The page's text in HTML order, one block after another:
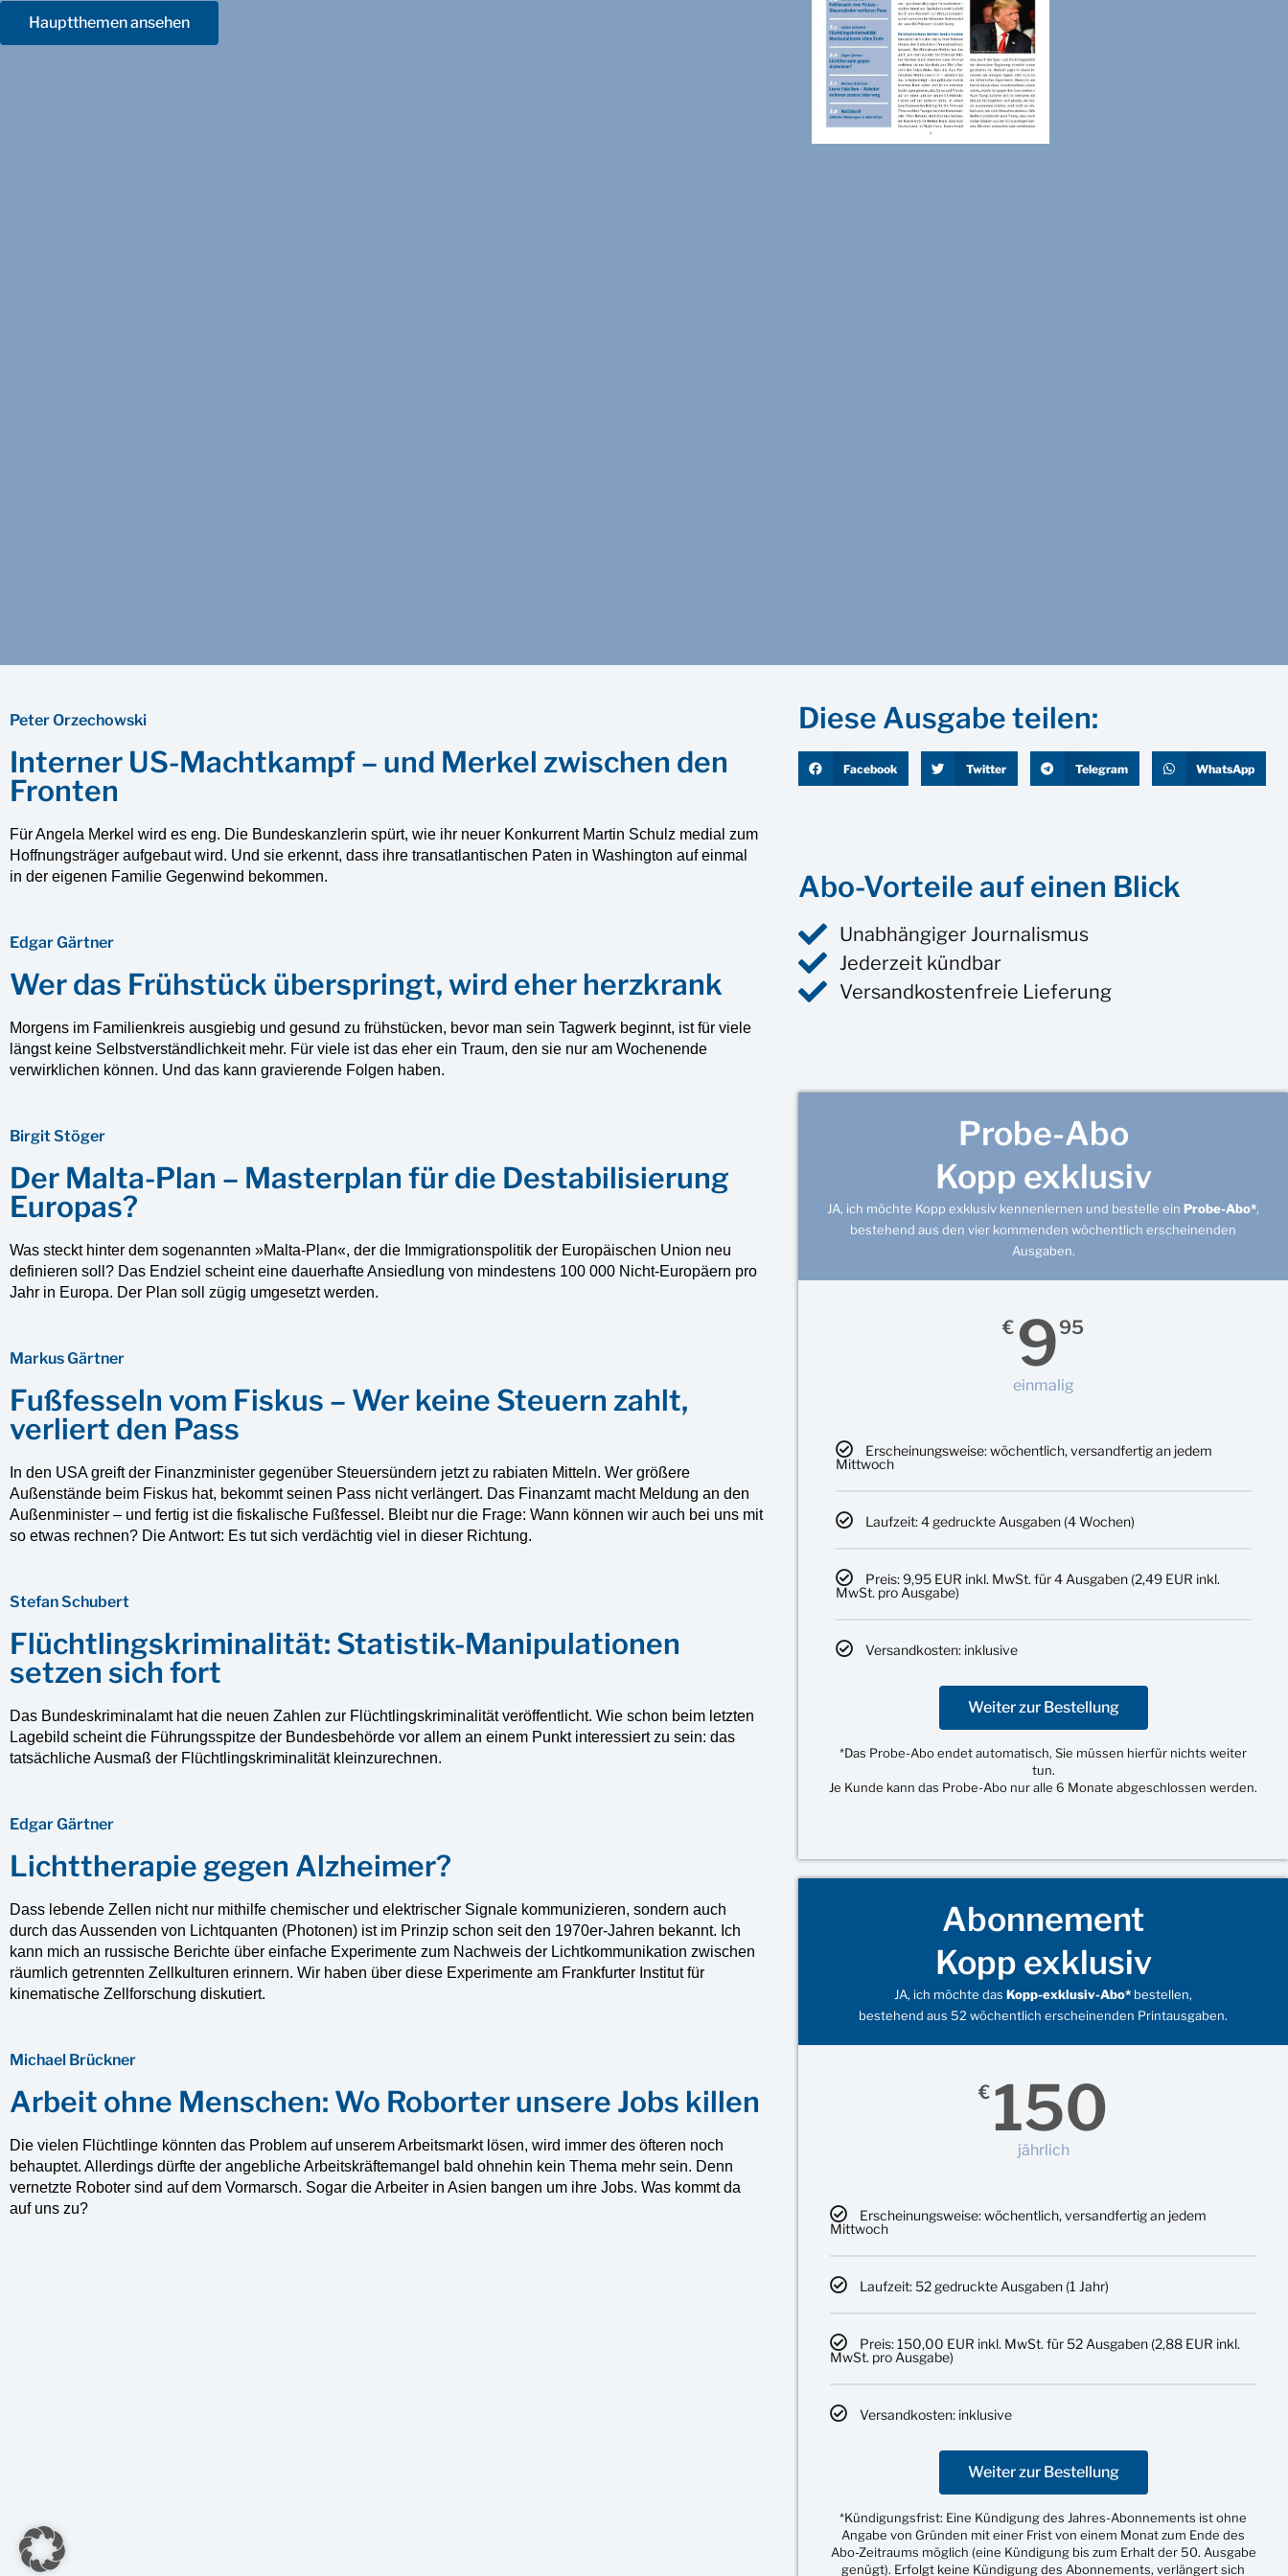
Hauptthemen ansehen
Peter Orzechowski
Interner US-Machtkampf – und Merkel zwischen den
Fronten
Für Angela Merkel wird es eng. Die Bundeskanzlerin spürt, wie ihr neuer Konkurrent Martin Schulz medial zum
Hoffnungsträger aufgebaut wird. Und sie erkennt, dass ihre transatlantischen Paten in Washington auf einmal
in der eigenen Familie Gegenwind bekommen.
Edgar Gärtner
Wer das Frühstück überspringt, wird eher herzkrank
Morgens im Familienkreis ausgiebig und gesund zu frühstücken, bevor man sein Tagwerk beginnt, ist für viele
längst keine Selbstverständlichkeit mehr. Für viele ist das eher ein Traum, den sie nur am Wochenende
verwirklichen können. Und das kann gravierende Folgen haben.
Birgit Stöger
Der Malta-Plan – Masterplan für die Destabilisierung
Europas?
Was steckt hinter dem sogenannten »Malta-Plan«, der die Immigrationspolitik der Europäischen Union neu
definieren soll? Das Endziel scheint eine dauerhafte Ansiedlung von mindestens 100 000 Nicht-Europäern pro
Jahr in Europa. Der Plan soll zügig umgesetzt werden.
Markus Gärtner
Fußfesseln vom Fiskus – Wer keine Steuern zahlt,
verliert den Pass
In den USA greift der Finanzminister gegenüber Steuersündern jetzt zu rabiaten Mitteln. Wer größere
Außenstände beim Fiskus hat, bekommt seinen Pass nicht verlängert. Das Finanzamt macht Meldung an den
Außenminister – und fertig ist die fiskalische Fußfessel. Bleibt nur die Frage: Wann können wir auch bei uns mit
so etwas rechnen? Die Antwort: Es tut sich verdächtig viel in dieser Richtung.
Stefan Schubert
Flüchtlingskriminalität: Statistik-Manipulationen
setzen sich fort
Das Bundeskriminalamt hat die neuen Zahlen zur Flüchtlingskriminalität veröffentlicht. Wie schon beim letzten
Lagebild scheint die Führungsspitze der Bundesbehörde vor allem an einem Punkt interessiert zu sein: das
tatsächliche Ausmaß der Flüchtlingskriminalität kleinzurechnen.
Edgar Gärtner
Lichttherapie gegen Alzheimer?
Dass lebende Zellen nicht nur mithilfe chemischer und elektrischer Signale kommunizieren, sondern auch
durch das Aussenden von Lichtquanten (Photonen) ist im Prinzip schon seit den 1970er-Jahren bekannt. Ich
kann mich an russische Berichte über einfache Experimente zum Nachweis der Lichtkommunikation zwischen
räumlich getrennten Zellkulturen erinnern. Wir haben über diese Experimente am Frankfurter Institut für
kinematische Zellforschung diskutiert.
Michael Brückner
Arbeit ohne Menschen: Wo Roborter unsere Jobs killen
Die vielen Flüchtlinge könnten das Problem auf unserem Arbeitsmarkt lösen, wird immer des öfteren noch
behauptet. Allerdings dürfte der angebliche Arbeitskräftemangel bald ohnehin kein Thema mehr sein. Denn
vernetzte Roboter sind auf dem Vormarsch. Sogar die Arbeiter in Asien bangen um ihre Jobs. Was kommt da
auf uns zu?
Diese Ausgabe teilen:
Facebook Twitter Telegram WhatsApp
Abo-Vorteile auf einen Blick
Unabhängiger Journalismus
Jederzeit kündbar
Versandkostenfreie Lieferung
Probe-Abo
Kopp exklusiv
JA, ich möchte Kopp exklusiv kennenlernen und bestelle einProbe-Abo*,
bestehend aus den vier kommenden wöchentlich erscheinenden
Ausgaben.
€ 995
einmalig
Erscheinungsweise: wöchentlich, versandfertig an jedem
Mittwoch
Laufzeit: 4 gedruckte Ausgaben (4 Wochen)
Preis: 9,95 EUR inkl. MwSt. für 4 Ausgaben (2,49 EUR inkl.
MwSt. pro Ausgabe)
Versandkosten: inklusive
Weiter zur Bestellung
*Das Probe-Abo endet automatisch, Sie müssen hierfür nichts weiter
tun.
Je Kunde kann das Probe-Abo nur alle 6 Monate abgeschlossen werden.
Abonnement
Kopp exklusiv
JA, ich möchte dasKopp-exklusiv-Abo* bestellen,
bestehend aus 52 wöchentlich erscheinenden Printausgaben.
€ 150
jährlich
Erscheinungsweise: wöchentlich, versandfertig an jedem
Mittwoch
Laufzeit: 52 gedruckte Ausgaben (1 Jahr)
Preis: 150,00 EUR inkl. MwSt. für 52 Ausgaben (2,88 EUR inkl.
MwSt. pro Ausgabe)
Versandkosten: inklusive
Weiter zur Bestellung
*Kündigungsfrist: Eine Kündigung des Jahres-Abonnements ist ohne
Angabe von Gründen mit einer Frist von einem Monat zum Ende des
Abo-Zeitraums möglich (eine Kündigung bis zum Erhalt der 50. Ausgabe
genügt). Erfolgt keine Kündigung des Abonnements, verlängert sich